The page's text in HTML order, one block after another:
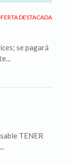
DESTACADA
se pagará
TENER